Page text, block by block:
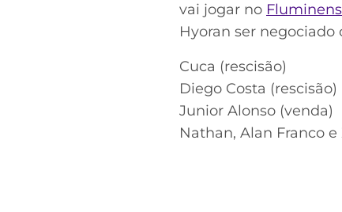
vai jogar no
Hyoran ser negociado
Cuca (rescisão)
Diego Costa (rescisão)
Junior Alonso (venda)
Nathan, Alan Franco